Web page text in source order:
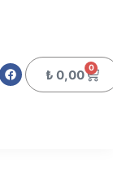
₺ 0,00 0